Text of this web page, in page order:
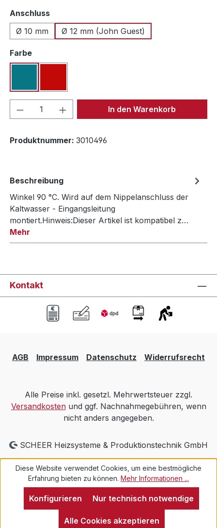
Anschlussauswählen
Ø 10 mm
Ø 12 mm (John Guest)
Farbeauswählen
Produkt Anzahl: Gib denIn den Warenkorb
Produktnummer: 3010496
Beschreibung
Winkel 90 °C. Wird auf dem Nippelanschluss der
Kaltwasser - Eingangsleitung
montiert.Hinweis:Dieser Artikel ist kompatibel z…
Mehr
Kontakt
AGB Impressum Datenschutz Widerrufsrecht
Alle Preise inkl. gesetzl. Mehrwertsteuer zzgl.
Versandkostenund ggf. Nachnahmegebühren, wenn
nicht anders angegeben.
SCHEER Heizsysteme & Produktionstechnik GmbH
Diese Website verwendet Cookies, um eine bestmögliche
Erfahrung bieten zu können. Mehr Informationen ...
Nur technisch notwendige
Konfigurieren
Alle Cookies akzeptieren